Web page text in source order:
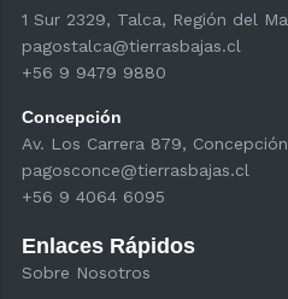
1 Sur 2329, Talca, Región del
pagostalca@tierrasbajas.cl
+56 9 9479 9880
Concepción
Av. Los Carrera 879,
pagosconce@tierrasbajas.cl
+56 9 4064 6095
Enlaces Rápidos
Sobre Nosotros